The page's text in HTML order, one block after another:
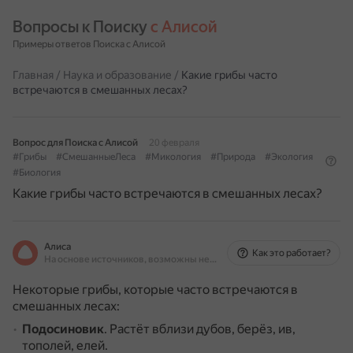
Вопросы к Поиску с Алисой
Примеры ответов Поиска с Алисой
Главная / Наука и образование / Какие грибы часто
встречаются в смешанных лесах?
Вопрос для Поиска с Алисой
20 февраля
#Грибы
#СмешанныеЛеса #Микология #Природа
#Экология
#Биология
Какие грибы часто встречаются в смешанных лесах?
Алиса
На основе источников, возможны неточности
Как это работает?
Некоторые грибы, которые часто встречаются в
смешанных лесах:
Подосиновик. Растёт вблизи дубов, берёз, ив,
тополей, елей.